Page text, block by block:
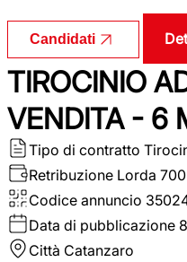
Candidati
TIROCINIO
VENDITA - 6
Tipo di contratto
Retribuzione Lorda
Codice annuncio
Data di pubblicazione
Città Catanzaro